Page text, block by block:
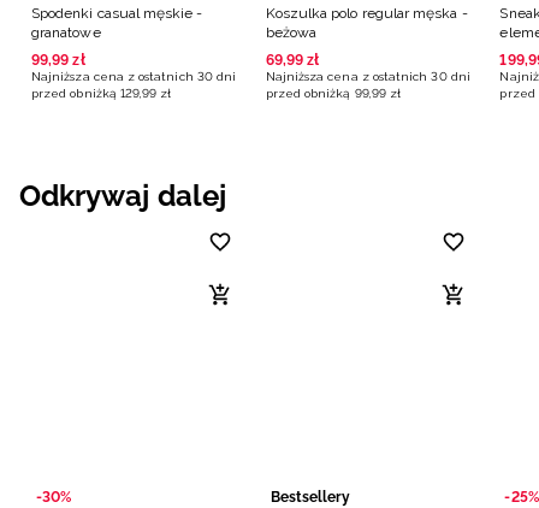
Spodenki casual męskie -
granatowe
99,99 zł
Najniższa cena z ostatnich 30 dni
przed obniżką 129,99 zł
Koszulka polo regular męska -
beżowa
69,99 zł
Najniższa cena z ostatnich 30 dni
przed obniżką 99,99 zł
199,
przed
Odkrywaj dalej
-30% Bestsellery -25%